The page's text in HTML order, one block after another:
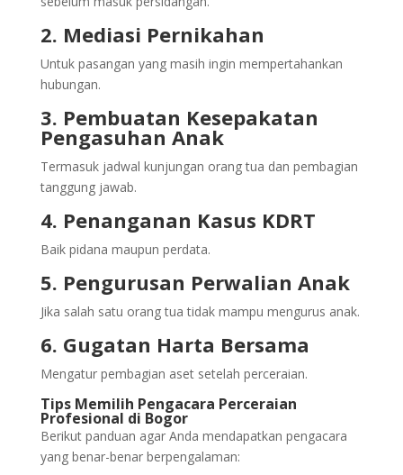
2. Mediasi Pernikahan
Untuk pasangan yang masih ingin mempertahankan
hubungan.
3. Pembuatan Kesepakatan
Pengasuhan Anak
Termasuk jadwal kunjungan orang tua dan pembagian
tanggung jawab.
4. Penanganan Kasus KDRT
Baik pidana maupun perdata.
5. Pengurusan Perwalian Anak
Jika salah satu orang tua tidak mampu mengurus anak.
6. Gugatan Harta Bersama
Mengatur pembagian aset setelah perceraian.
Tips Memilih Pengacara Perceraian
Profesional di Bogor
Berikut panduan agar Anda mendapatkan pengacara
yang benar-benar berpengalaman: